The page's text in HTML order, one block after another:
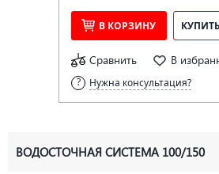
В КОРЗИНУ
Сравнить В
Нужна консультация?
ВОДОСТОЧНАЯ СИСТЕМА 100/150